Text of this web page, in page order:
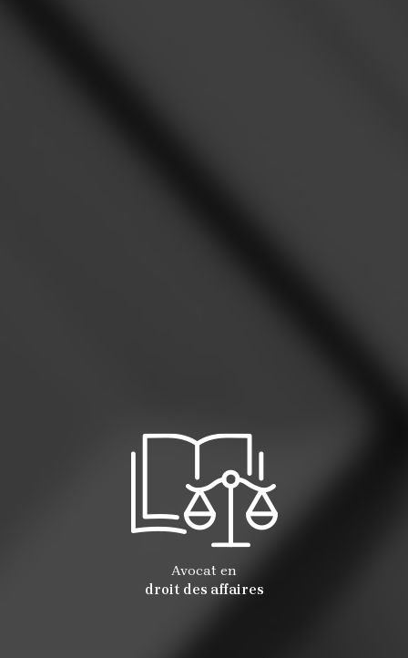
Avocat en
droit des affaires